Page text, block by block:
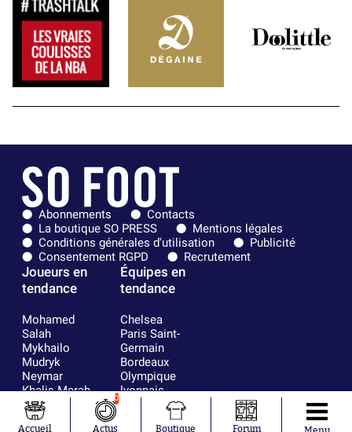
Abonnements
Contacts
La boutique SO PRESS
Mentions légales
Conditions générales d'utilisation
Publicité
Consentement RGPD
Recrutement
Joueurs en
tendance
Mohamed
Salah
Mykhailo
Mudryk
Neymar
Khalis Merah
Loïs Openda
Moussa
Équipes en
tendance
Chelsea
Paris Saint-
Germain
Bordeaux
Olympique
lyonnais
Real Madrid
Accueil
0
Actus Boutique Forum